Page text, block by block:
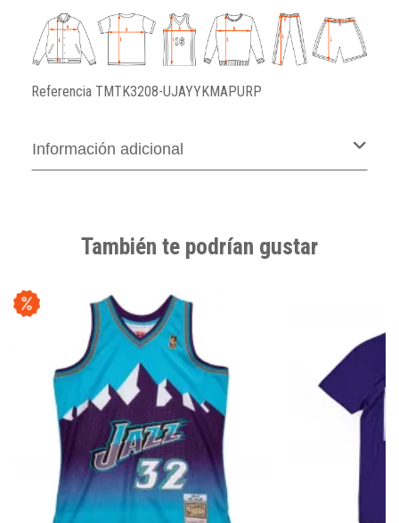
Referencia TMTK3208-UJAYYKMAPURP
Información adicional
También te podrían gustar